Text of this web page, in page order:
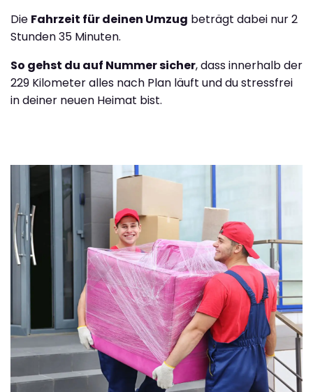
Die Fahrzeit für deinen Umzug beträgt dabei nur 2
Stunden 35 Minuten.
So gehst du auf Nummer sicher, dass innerhalb der
229 Kilometer alles nach Plan läuft und du stressfrei
in deiner neuen Heimat bist.